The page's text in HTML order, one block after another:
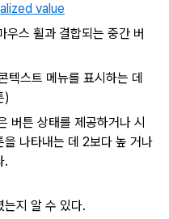
value
우스 휠과 결합되는 중간 버
텍스트 메뉴를 표시하는 데
)
버튼 상태를 제공하거나 시
을 나타내는 데 2보다 높 거나
.
는지 알 수 있다.